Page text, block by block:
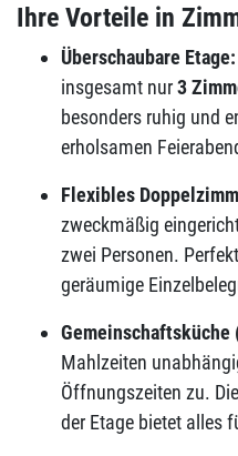
Ihre Vorteile in
Überschaubare Etage:
insgesamt nur3
besonders ruhig und
erholsamen
Flexibles
zweckmäßig
zwei Personen.
geräumige
Gemeinschaftsküche
Mahlzeiten
Öffnungszeiten zu.
der Etage bietet alles